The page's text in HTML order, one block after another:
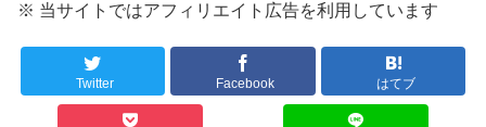
※ 当サイトではアフィリエイト広告を利用しています
Twitter Facebook はてブ